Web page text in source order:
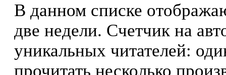
В данном списке
две недели. Счетчик на
уникальных читателей:
прочитать несколько